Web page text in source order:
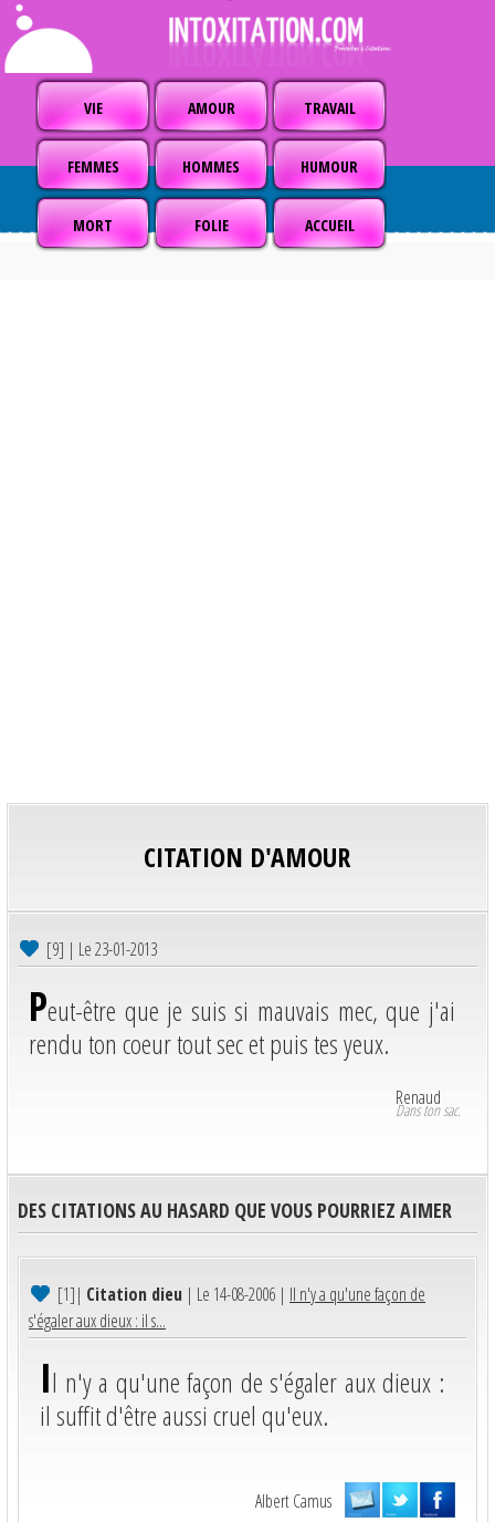
VIE AMOUR TRAVAIL
FEMMES HOMMES HUMOUR
MORT FOLIE ACCUEIL
CITATION D'AMOUR
[9] | Le 23-01-2013
Peut-être que je suis si mauvais mec, que j'ai
rendu ton coeur tout sec et puis tes yeux.
Renaud
Dans ton sac.
DES CITATIONS AU HASARD QUE VOUS POURRIEZ AIMER
[1]| Citation dieu | Le 14-08-2006 | Il n'y a qu'une façon de
s'égaler aux dieux : il s...
Il n'y a qu'une façon de s'égaler aux dieux :
il suffit d'être aussi cruel qu'eux.
Albert Camus